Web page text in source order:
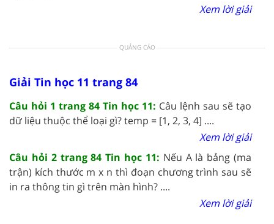
Xem lời giải
QUẢNG CÁO
Giải Tin học 11 trang 84
Câu hỏi 1 trang 84 Tin học 11: Câu lệnh sau sẽ tạo
dữ liệu thuộc thể loại gì? temp = [1, 2, 3, 4] ....
Xem lời giải
Câu hỏi 2 trang 84 Tin học 11: Nếu A là bảng (ma
trận) kích thước m x n thì đoạn chương trình sau sẽ
in ra thông tin gì trên màn hình? ....
Xem lời giải